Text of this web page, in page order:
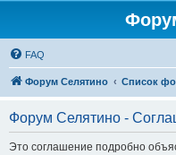
FAQ
Форум Селятино Список
Форум Селятино -
Это соглашение подробно